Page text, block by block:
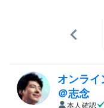
オンラ
＠志念
本人確認